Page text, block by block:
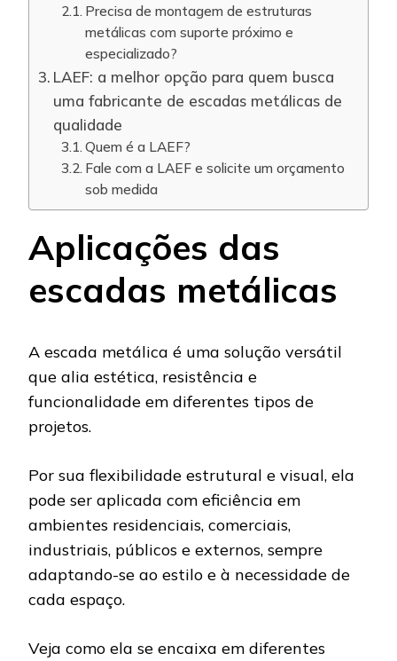
Precisa de montagem de estruturas
metálicas com suporte próximo e
especializado?
LAEF: a melhor opção para quem busca
uma fabricante de escadas metálicas de
qualidade
Quem é a LAEF?
Fale com a LAEF e solicite um orçamento
sob medida
Aplicações das
escadas metálicas
A escada metálica é uma solução versátil
que alia estética, resistência e
funcionalidade em diferentes tipos de
projetos.
Por sua flexibilidade estrutural e visual, ela
pode ser aplicada com eficiência em
ambientes residenciais, comerciais,
industriais, públicos e externos, sempre
adaptando-se ao estilo e à necessidade de
cada espaço.
Veja como ela se encaixa em diferentes